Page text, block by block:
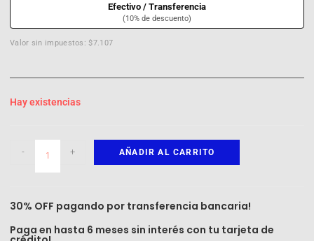
Efectivo / Transferencia
(10% de descuento)
Valor sin impuestos: $7.107
Hay existencias
- + AÑADIR AL CARRITO
30% OFF pagando por transferencia bancaria!
Paga en hasta 6 meses sin interés con tu tarjeta de